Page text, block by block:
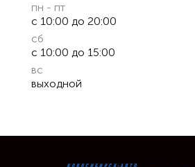
пн - пт
с 10:00 до 20:00
сб
с 10:00 до 15:00
вс
выходной